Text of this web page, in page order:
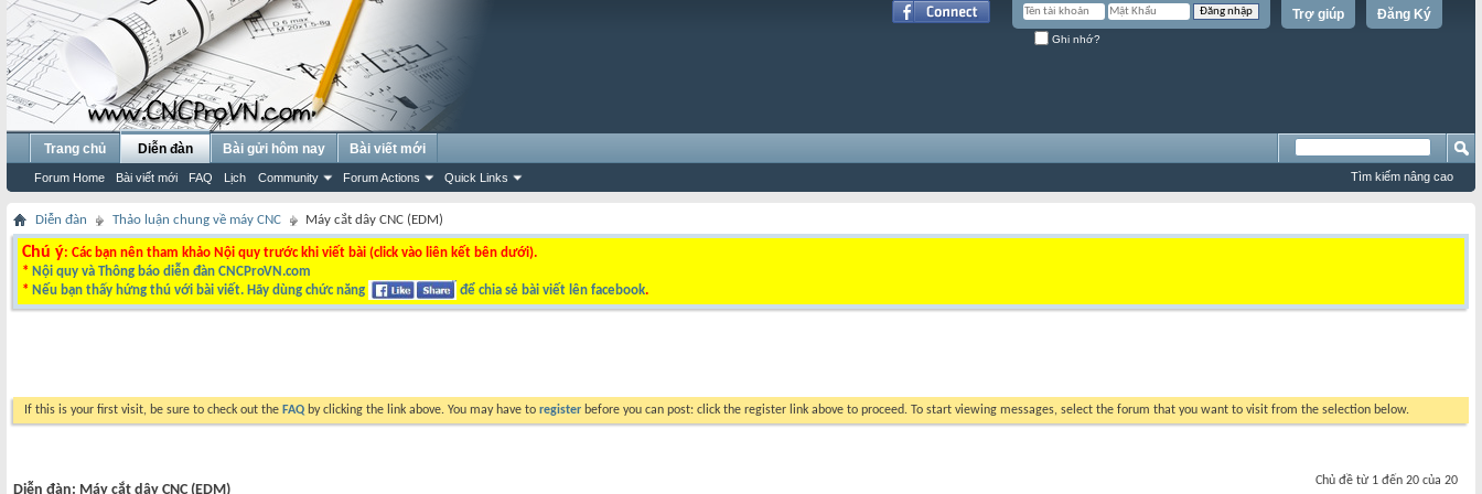
Đăng Ký
Trợ giúp
Ghi nhớ?
Trang chủ Diễn đàn
Forum Home Bài viết mới FAQ Lịch Community Forum Actions Quick Links
Bài gửi hôm nay Bài viết mới
Tìm kiếm nâng cao
Diễn đàn Thảo luận chung về máy CNC Máy cắt dây CNC (EDM)
Chú ý: Các bạn nên tham khảo Nội quy trước khi viết bài (click vào liên kết bên dưới).
* Nội quy và Thông báo diễn đàn CNCProVN.com
* Nếu bạn thấy hứng thú với bài viết. Hãy dùng chức năng để chia sẻ bài viết lên facebook.
If this is your first visit, be sure to check out the FAQ by clicking the link above. You may have to register before you can post: click the register link above to proceed. To start viewing messages, select the forum that you want to visit from the selection below.
Chủ đề từ 1 đến 20 của 20
Diễn đàn: Máy cắt dây CNC (EDM)